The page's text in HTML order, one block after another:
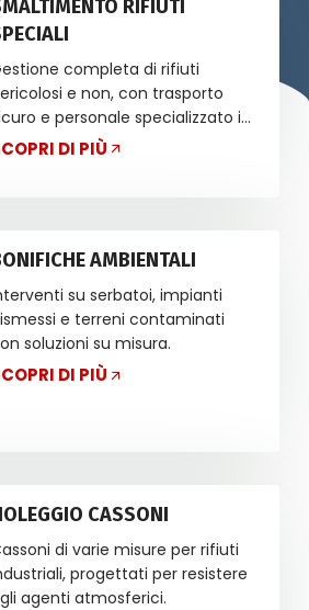
RIFIUTI
completa di rifiuti
e non, con trasporto
e personale specializzato in
DI PIÙ
AMBIENTALI
su serbatoi, impianti
e terreni contaminati
soluzioni su misura.
DI PIÙ
CASSONI
di varie misure per rifiuti
progettati per resistere
agenti atmosferici.